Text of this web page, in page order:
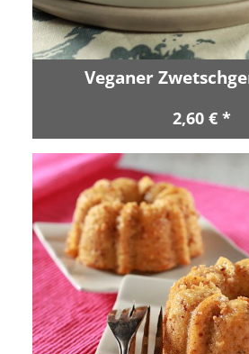
Veganer
2,60 € *